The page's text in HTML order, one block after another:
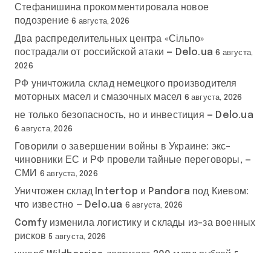
Стефанишина прокомментировала новое
подозрение 6 августа, 2026
Два распределительных центра «Сільпо»
пострадали от российской атаки — Delo.ua 6 августа,
2026
РФ уничтожила склад немецкого производителя
моторных масел и смазочных масел 6 августа, 2026
не только безопасность, но и инвестиция — Delo.ua
6 августа, 2026
Говорили о завершении войны в Украине: экс-
чиновники ЕС и РФ провели тайные переговоры, —
СМИ
6 августа, 2026
Уничтожен склад Intertop и Pandora под Киевом:
что известно — Delo.ua 6 августа, 2026
Comfy изменила логистику и склады из-за военных
рисков 5 августа, 2026